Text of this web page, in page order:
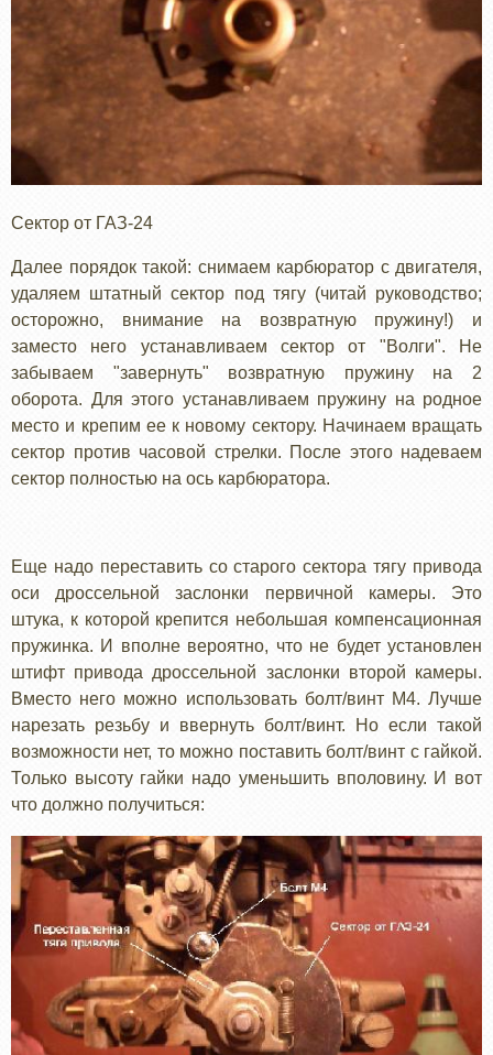
Сектор от ГАЗ-24
Далее порядок такой: снимаем карбюратор с двигателя,
удаляем штатный сектор под тягу (читай руководство;
осторожно, внимание на возвратную пружину!) и
заместо него устанавливаем сектор от "Волги". Не
забываем "завернуть" возвратную пружину на 2
оборота. Для этого устанавливаем пружину на родное
место и крепим ее к новому сектору. Начинаем вращать
сектор против часовой стрелки. После этого надеваем
сектор полностью на ось карбюратора.
Еще надо переставить со старого сектора тягу привода
оси дроссельной заслонки первичной камеры. Это
штука, к которой крепится небольшая компенсационная
пружинка. И вполне вероятно, что не будет установлен
штифт привода дроссельной заслонки второй камеры.
Вместо него можно использовать болт/винт М4. Лучше
нарезать резьбу и ввернуть болт/винт. Но если такой
возможности нет, то можно поставить болт/винт с гайкой.
Только высоту гайки надо уменьшить вполовину. И вот
что должно получиться: